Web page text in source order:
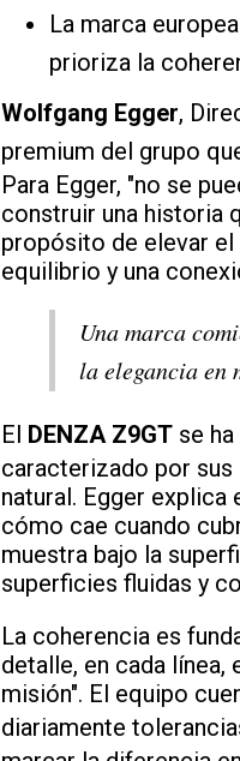
La marca
prioriza la
Wolfgang Egger,
premium del grupo
Para Egger, "no se
construir una historia
propósito de elevar
equilibrio y una
Una marca
la elegancia en
El DENZA Z9GT se
caracterizado por sus
natural. Egger explica
cómo cae cuando
muestra bajo la
superficies fluidas y
La coherencia es
detalle, en cada línea,
misión". El equipo
diariamente